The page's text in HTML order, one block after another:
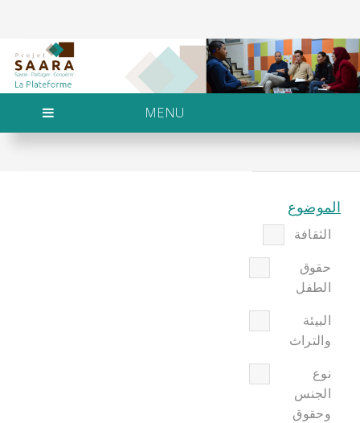
MENU
الموضوع
الثقافة
حقوق
الطفل
البيئة
والتراث
نوع
الجنس
وحقوق